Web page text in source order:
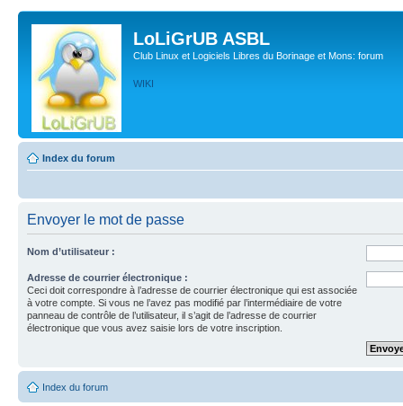
LoLiGrUB ASBL
Club Linux et Logiciels Libres du Borinage et Mons: forum
WIKI
Index du forum
Envoyer le mot de passe
Nom d’utilisateur :
Adresse de courrier électronique :
Ceci doit correspondre à l’adresse de courrier électronique qui est associée
à votre compte. Si vous ne l’avez pas modifié par l’intermédiaire de votre
panneau de contrôle de l’utilisateur, il s’agit de l’adresse de courrier
électronique que vous avez saisie lors de votre inscription.
Index du forum